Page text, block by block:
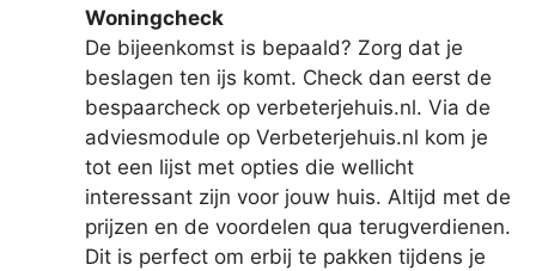
Woningcheck
De bijeenkomst is bepaald? Zorg dat je
beslagen ten ijs komt. Check dan eerst de
bespaarcheck op verbeterjehuis.nl. Via de
adviesmodule op Verbeterjehuis.nl kom je
tot een lijst met opties die wellicht
interessant zijn voor jouw huis. Altijd met de
prijzen en de voordelen qua terugverdienen.
Dit is perfect om erbij te pakken tijdens je